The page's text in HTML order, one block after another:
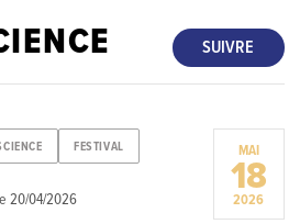
SUIVRE
FESTIVAL
20/04/2026
MAI
18
2026